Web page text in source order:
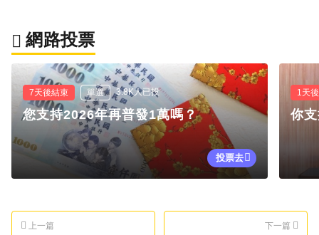
網路投票
7天後結束 單選 3.8K人已投
您支持2026年再普發1萬嗎？
投票去
1天
你
上一篇 下一篇